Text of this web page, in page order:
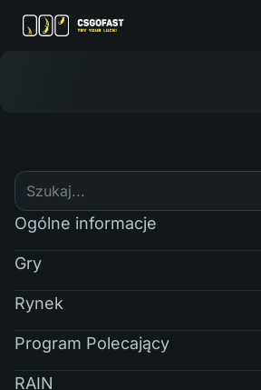
Ogólne informacje
Gry
Rynek
Program Polecający
RAIN